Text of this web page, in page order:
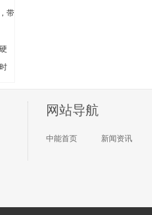
带
网站导航
中能首页 新闻资讯